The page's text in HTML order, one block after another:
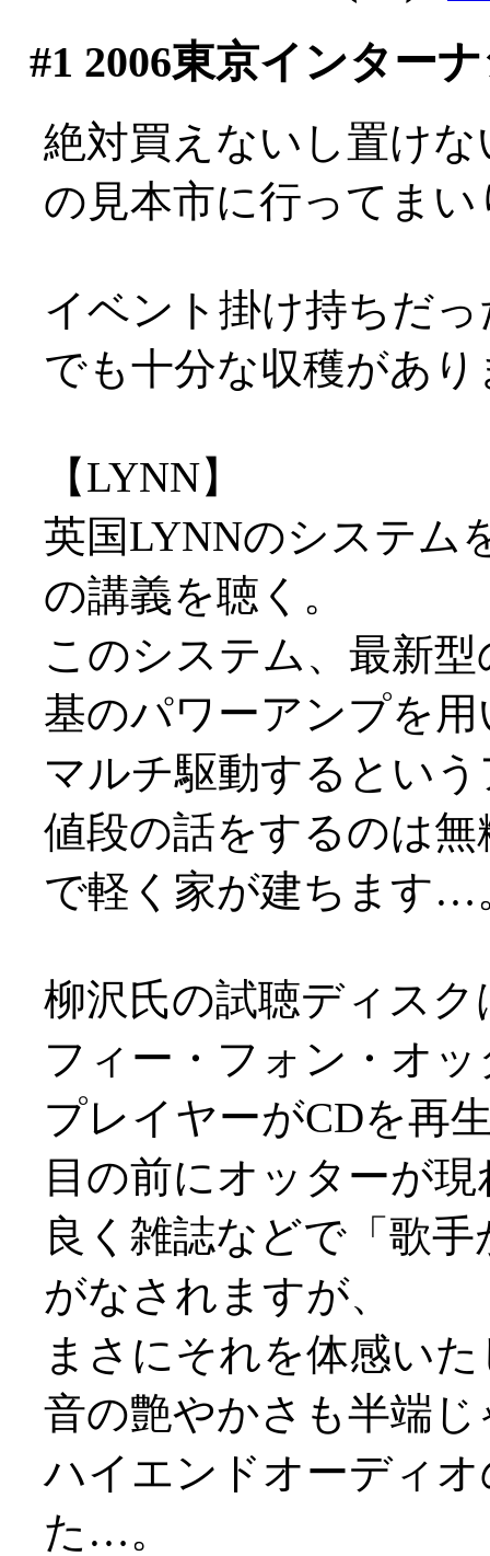
#1 2006東京インター
絶対買えないし置け
の見本市に行ってま
イベント掛け持ちだ
でも十分な収穫があ
【LYNN】
英国LYNNのシステム
の講義を聴く。
このシステム、最新
基のパワーアンプを
マルチ駆動するとい
値段の話をするのは
で軽く家が建ちます…
柳沢氏の試聴ディス
フィー・フォン・オッ
プレイヤーがCDを再
目の前にオッターが
良く雑誌などで「歌
がなされますが、
まさにそれを体感い
音の艶やかさも半端
ハイエンドオーディ
た…。